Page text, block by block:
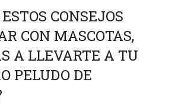
CONSEJOS
CON MASCOTAS,
A LLEVARTE A TU
PELUDO DE